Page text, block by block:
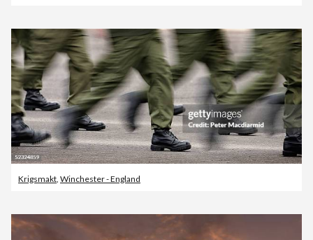
Krigsmakt, Winchester - England